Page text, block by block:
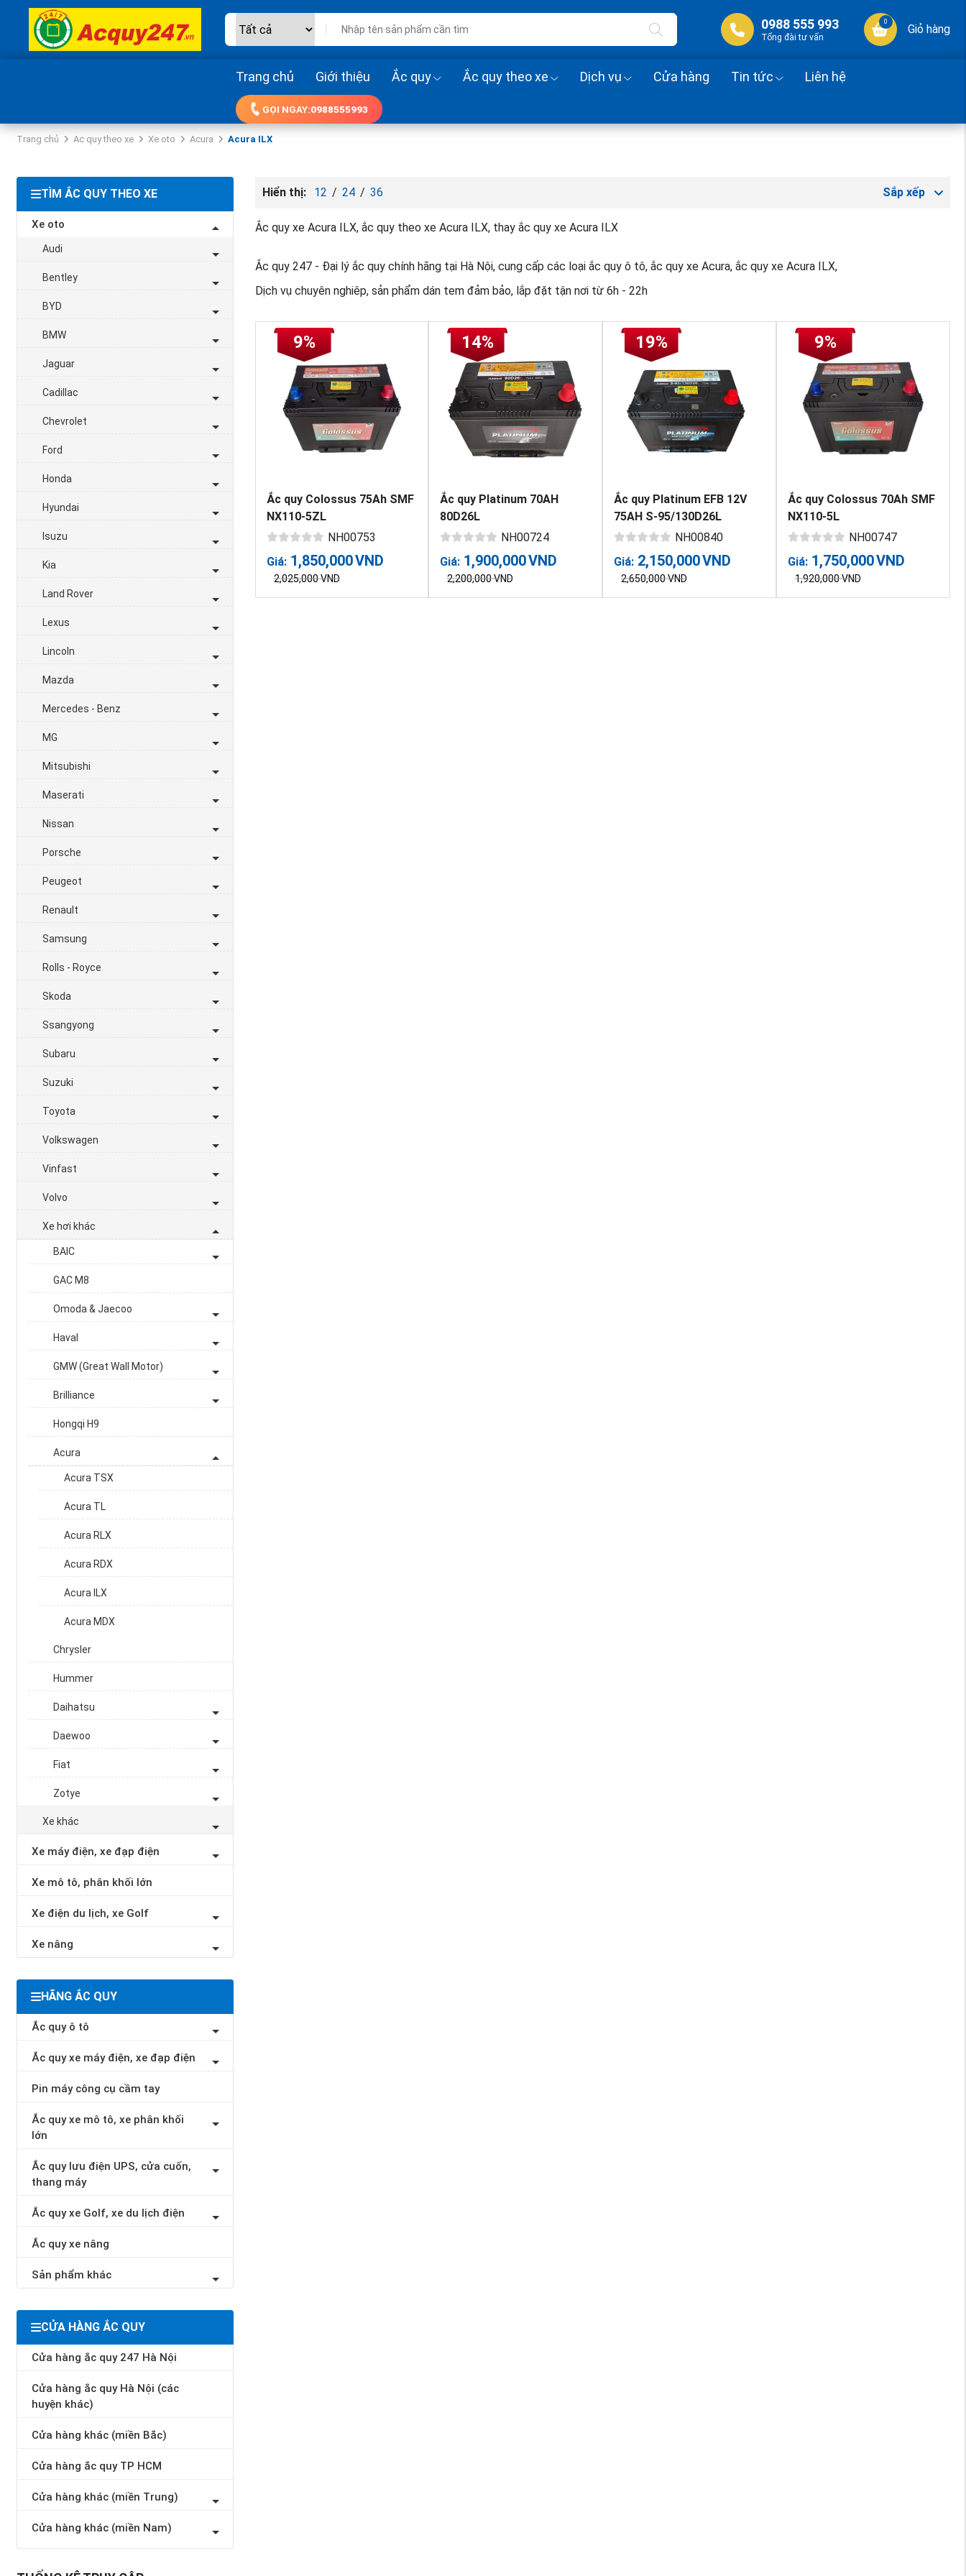
0988 555 993
Tổng đài tư vấn
0
Giỏ hàng
Trang chủ Giới thiệu Ắc quy Ắc quy theo xe Dịch vụ Cửa hàng Tin tức Liên hệ
GỌI NGAY:0988555993
Trang chủ Ac quy theo xe Xe oto Acura Acura ILX
TÌM ẮC QUY THEO XE
Xe oto
Audi
Bentley
BYD
BMW
Jaguar
Cadillac
Chevrolet
Ford
Honda
Hyundai
Isuzu
Kia
Land Rover
Lexus
Lincoln
Mazda
Mercedes - Benz
MG
Mitsubishi
Maserati
Nissan
Porsche
Peugeot
Renault
Samsung
Rolls - Royce
Skoda
Ssangyong
Subaru
Suzuki
Toyota
Volkswagen
Vinfast
Volvo
Xe hơi khác
BAIC
GAC M8
Omoda & Jaecoo
Haval
GMW (Great Wall Motor)
Brilliance
Hongqi H9
Acura
Acura TSX
Acura TL
Acura RLX
Acura RDX
Acura ILX
Acura MDX
Chrysler
Hummer
Daihatsu
Daewoo
Fiat
Zotye
Xe khác
Xe máy điện, xe đạp điện
Xe mô tô, phân khối lớn
Xe điện du lịch, xe Golf
Xe nâng
HÃNG ẮC QUY
Ắc quy ô tô
Ắc quy xe máy điện, xe đạp điện
Pin máy công cụ cầm tay
Ắc quy xe mô tô, xe phân khối
lớn
Ắc quy lưu điện UPS, cửa cuốn,
thang máy
Ắc quy xe Golf, xe du lịch điện
Ắc quy xe nâng
Sản phẩm khác
CỬA HÀNG ẮC QUY
Cửa hàng ắc quy 247 Hà Nội
Cửa hàng ắc quy Hà Nội (các
huyện khác)
Cửa hàng khác (miền Bắc)
Cửa hàng ắc quy TP HCM
Cửa hàng khác (miền Trung)
Cửa hàng khác (miền Nam)
Hiển thị: 12 / 24 / 36 Sắp xếp
Ắc quy xe Acura ILX, ắc quy theo xe Acura ILX, thay ắc quy xe Acura ILX
Ắc quy 247 - Đại lý ắc quy chính hãng tại Hà Nội, cung cấp các loại ắc quy ô tô, ắc quy xe Acura, ắc quy xe Acura ILX,
Dịch vụ chuyên nghiêp, sản phẩm dán tem đảm bảo, lắp đặt tận nơi từ 6h - 22h
9%
Ắc quy Colossus 75Ah SMF
NX110-5ZL
NH00753
Giá: 1,850,000VND
2,025,000VND
14%
Ắc quy Platinum 70AH
80D26L
NH00724
Giá: 1,900,000VND
2,200,000VND
19%
Ắc quy Platinum EFB 12V
75AH S-95/130D26L
NH00840
Giá: 2,150,000VND
2,650,000VND
9%
Ắc quy Colossus 70Ah SMF
NX110-5L
NH00747
Giá: 1,750,000VND
1,920,000VND